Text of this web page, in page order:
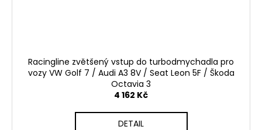
Racingline zvětšený vstup do turbodmychadla pro
vozy VW Golf 7 / Audi A3 8V / Seat Leon 5F / Škoda
Octavia 3
4 162 Kč
DETAIL